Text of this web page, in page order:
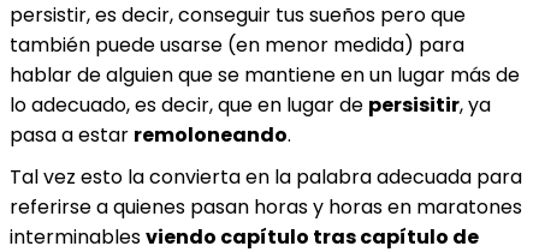
persistir, es decir, conseguir tus sueños pero que
también puede usarse (en menor medida) para
hablar de alguien que se mantiene en un lugar más de
lo adecuado, es decir, que en lugar de persisitir, ya
pasa a estar remoloneando.
Tal vez esto la convierta en la palabra adecuada para
referirse a quienes pasan horas y horas en maratones
interminablesviendo capítulo tras capítulo de